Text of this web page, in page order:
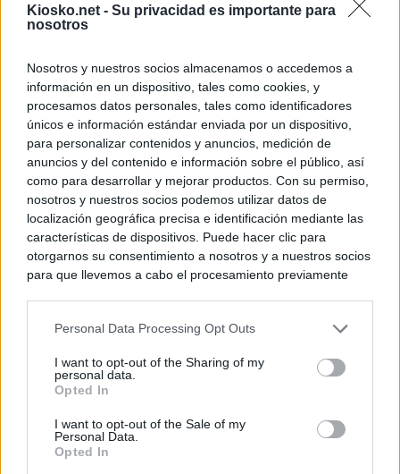
Kiosko.net - Su privacidad es importante para
nosotros
Nosotros y nuestros socios almacenamos o accedemos a
información en un dispositivo, tales como cookies, y
procesamos datos personales, tales como identificadores
únicos e información estándar enviada por un dispositivo,
para personalizar contenidos y anuncios, medición de
anuncios y del contenido e información sobre el público, así
como para desarrollar y mejorar productos. Con su permiso,
nosotros y nuestros socios podemos utilizar datos de
localización geográfica precisa e identificación mediante las
características de dispositivos. Puede hacer clic para
otorgarnos su consentimiento a nosotros y a nuestros socios
para que llevemos a cabo el procesamiento previamente
negar su consentimiento. Tenga en cuenta que algún
de su consentimiento, pero usted tiene el derecho de
rechazar tal procesamiento. Sus preferencias se aplicarán
cualquier momento entrando de nuevo en este sitio web o
visitando nuestra política de privacidad.
Personal Data Processing Opt Outs
I want to opt-out of the Sharing of my
personal data.
Opted In
I want to opt-out of the Sale of my
Personal Data.
Opted In